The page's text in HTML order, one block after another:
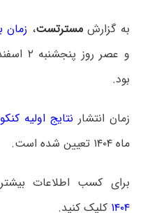
به گزارشمسترتست، زمان
بود.
زمان انتشار نتایج اولیه
ماه ۱۴۰۴ تعیین شده است.
برای کسب اطلاعات
۱۴۰۴ کلیک کنید.